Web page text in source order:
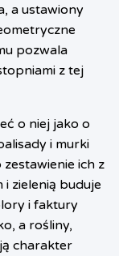
a ustawiony
pozwala
z tej
o niej jako o
i murki
ich z
zielenią buduje
i faktury
a rośliny,
charakter